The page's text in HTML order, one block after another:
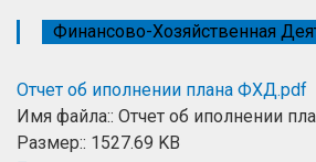
Финансово-Хозяйственная
Отчет об иполнении плана ФХД.pdf
Имя файла:: Отчет об иполнении
Размер:: 1527.69 KB